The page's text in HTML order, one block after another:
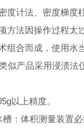
度计法、密度梯度
方法因操作过程
组合而成，使用水
似产品采用浸渍法
以上精度。
槽：体积测量装置